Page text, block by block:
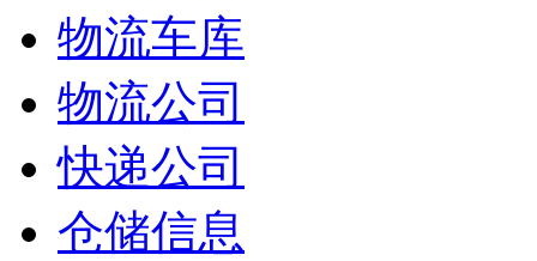
物流车库
物流公司
快递公司
仓储信息